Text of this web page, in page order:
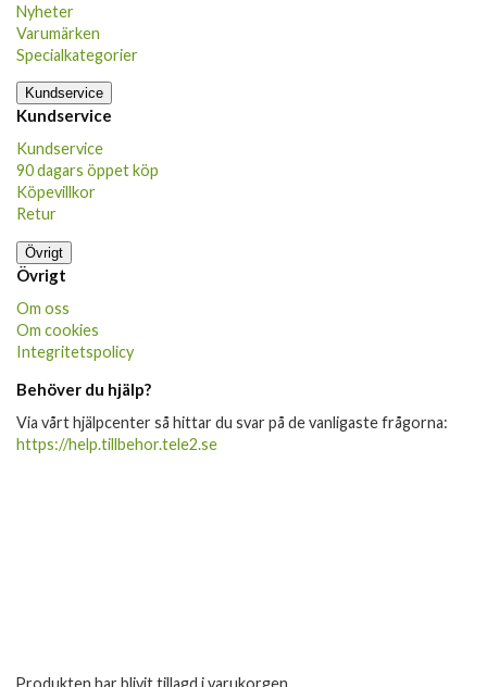
Nyheter
Varumärken
Specialkategorier
Kundservice
Kundservice
Kundservice
90 dagars öppet köp
Köpevillkor
Retur
Övrigt
Övrigt
Om oss
Om cookies
Integritetspolicy
Behöver du hjälp?
Via vårt hjälpcenter så hittar du svar på de vanligaste frågorna:
https://help.tillbehor.tele2.se